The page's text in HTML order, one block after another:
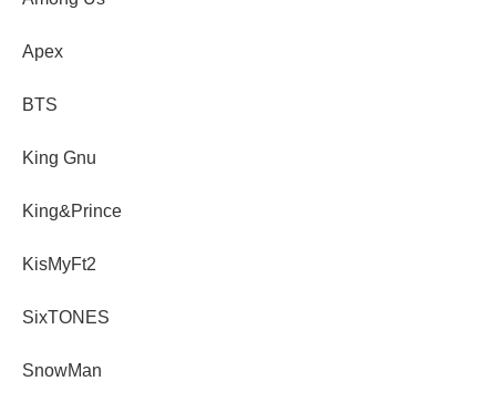
Apex
BTS
King Gnu
King&Prince
KisMyFt2
SixTONES
SnowMan